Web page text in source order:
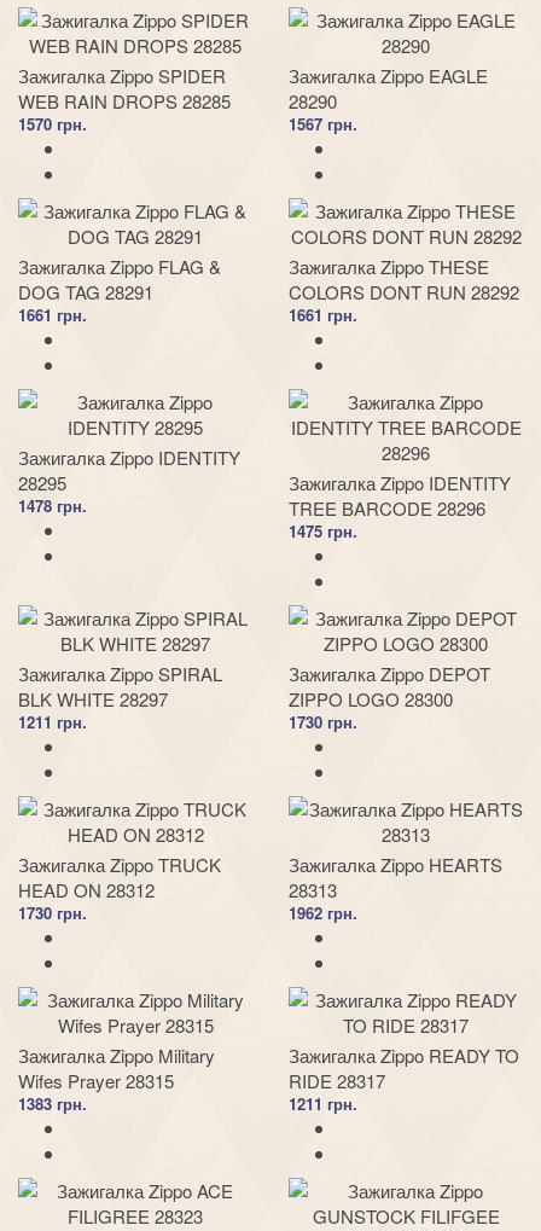
Зажигалка Zippo SPIDER
WEB RAIN DROPS 28285
1570 грн.
Зажигалка Zippo EAGLE
28290
1567 грн.
Зажигалка Zippo FLAG &
DOG TAG 28291
1661 грн.
Зажигалка Zippo THESE
COLORS DONT RUN 28292
1661 грн.
Зажигалка Zippo IDENTITY
28295
1478 грн.
Зажигалка Zippo IDENTITY
TREE BARCODE 28296
1475 грн.
Зажигалка Zippo SPIRAL
BLK WHITE 28297
1211 грн.
Зажигалка Zippo DEPOT
ZIPPO LOGO 28300
1730 грн.
Зажигалка Zippo TRUCK
HEAD ON 28312
1730 грн.
Зажигалка Zippo HEARTS
28313
1962 грн.
Зажигалка Zippo Military
Wifes Prayer 28315
1383 грн.
Зажигалка Zippo READY TO
RIDE 28317
1211 грн.